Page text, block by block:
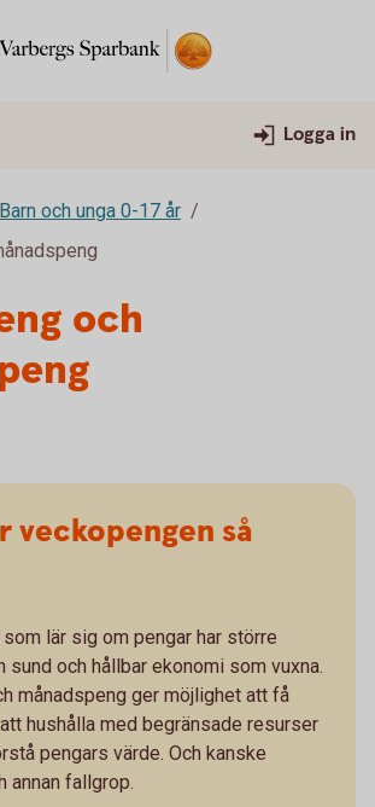
Logga in
Barn och unga 0-17 år
och
veckopengen så
lär sig om pengar har större
sund och hållbar ekonomi som vuxna.
månadspeng ger möjlighet att få
hushålla med begränsade resurser
pengars värde. Och kanske
annan fallgrop.